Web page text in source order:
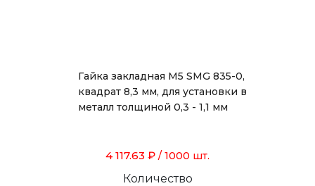
Гайка закладная М5 SMG 835-0,
квадрат 8,3 мм, для установки в
металл толщиной 0,3 - 1,1 мм
4 117.63 ₽ / 1000 шт.
Количество